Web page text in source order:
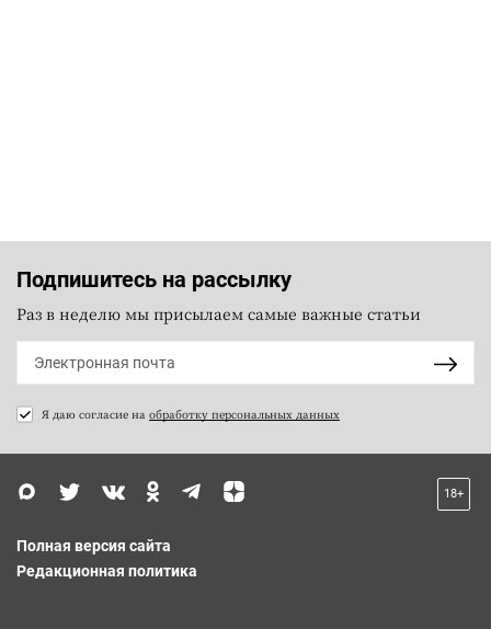
Подпишитесь на рассылку
Раз в неделю мы присылаем самые важные статьи
Я даю согласие на обработку персональных данных
18+
Полная версия сайта
Редакционная политика